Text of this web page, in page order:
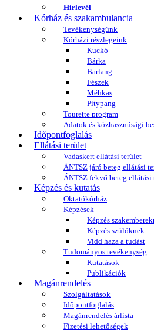
Hírlevél
Kórház és szakambulancia
Tevékenységünk
Kórházi részlegeink
Kuckó
Bárka
Barlang
Fészek
Méhkas
Pitypang
Tourette program
Adatok és közhasznúsági
Időpontfoglalás
Ellátási terület
Vadaskert ellátási terület
ÁNTSZ járó beteg ellátási
ÁNTSZ fekvő beteg ellátási
Képzés és kutatás
Oktatókórház
Képzések
Képzés
Képzés szülőknek
Vidd haza a tudást
Tudományos tevékenység
Kutatások
Publikációk
Magánrendelés
Szolgáltatások
Időpontfoglalás
Magánrendelés árlista
Fizetési lehetőségek